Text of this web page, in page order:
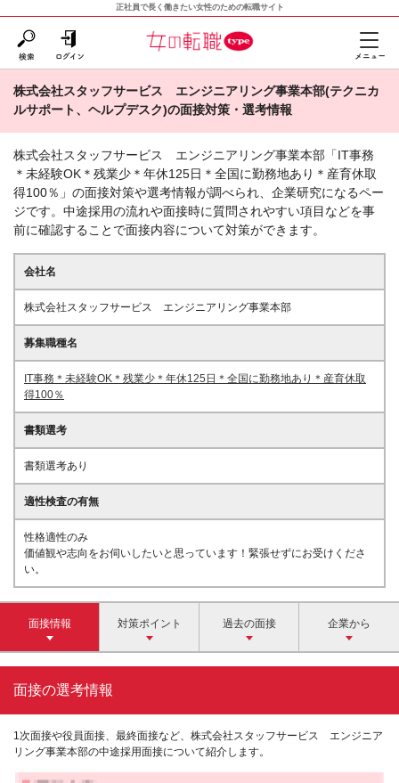
正社員で長く働きたい女性のための転職サイト
株式会社スタッフサービス エンジニアリング事業本部(テクニカ
ルサポート、ヘルプデスク)の面接対策・選考情報
株式会社スタッフサービス エンジニアリング事業本部「IT事務
＊未経験OK＊残業少＊年休125日＊全国に勤務地あり＊産育休取
得100％」の面接対策や選考情報が調べられ、企業研究になるペー
ジです。中途採用の流れや面接時に質問されやすい項目などを事
前に確認することで面接内容について対策ができます。
会社名
株式会社スタッフサービス エンジニアリング事業本部
募集職種名
IT事務＊未経験OK＊残業少＊年休125日＊全国に勤務地あり＊産育休取
得100％
書類選考
書類選考あり
適性検査の有無
性格適性のみ
価値観や志向をお伺いしたいと思っています！緊張せずにお受けくださ
い。
面接情報 対策ポイント 過去の面接 企業から
面接の選考情報
1次面接や役員面接、最終面接など、株式会社スタッフサービス エンジニア
リング事業本部の中途採用面接について紹介します。